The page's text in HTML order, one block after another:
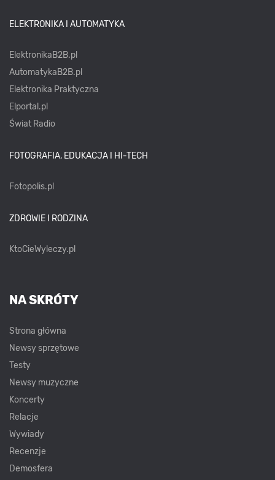
ELEKTRONIKA I AUTOMATYKA
ElektronikaB2B.pl
AutomatykaB2B.pl
Elektronika Praktyczna
Elportal.pl
Świat Radio
FOTOGRAFIA, EDUKACJA I HI-TECH
Fotopolis.pl
ZDROWIE I RODZINA
KtoCieWyleczy.pl
NA SKRÓTY
Strona główna
Newsy sprzętowe
Testy
Newsy muzyczne
Koncerty
Relacje
Wywiady
Recenzje
Demosfera